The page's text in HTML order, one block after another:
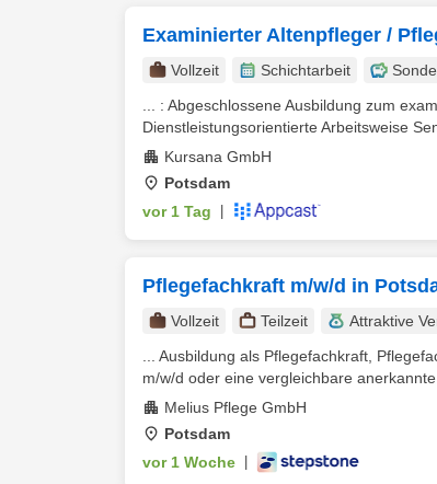
Examinierter Altenpfleger /
Vollzeit Schichtarbeit
... : Abgeschlossene Ausbildung zum
Dienstleistungsorientierte Arbeitsweise
Kursana GmbH
Potsdam
vor 1 Tag
Pflegefachkraft m/w/d in
Vollzeit Teilzeit
Attraktive
... Ausbildung als Pflegefachkraft,
m/w/d oder eine vergleichbare
Melius Pflege GmbH
Potsdam
vor 1 Woche